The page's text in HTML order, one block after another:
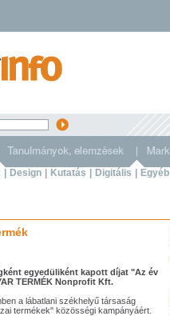
Design Kutatás Digitális Egyéb
egyedüliként kapott díjat "Az év
TERMÉK Nonprofit Kft.
a lábatlani székhelyű társaság
termékek" közösségi kampányáért.